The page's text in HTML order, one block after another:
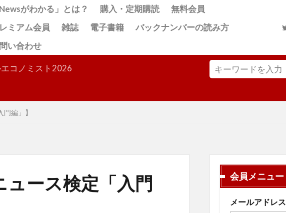
Newsがわかる」とは？ 購入・定期購読
無料会員
ミアム会員
雑誌 電子書籍
バックナンバーの読み方
い合わせ
コノミスト2026
編」】
ース検定「入門
会員メニュー
メールアドレス
検索